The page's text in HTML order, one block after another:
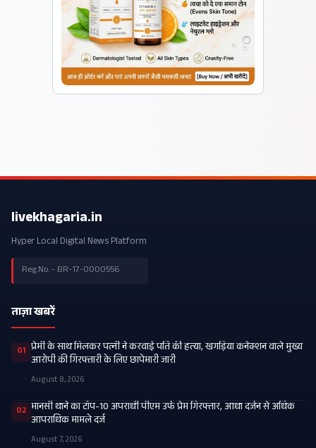
livekhagaria.in
Hyper Local Digital News Platform
Reg.No. - BR-17-0000556
ताज़ा खबरें
01 प्रेमी के साथ मिलकर पत्नी ने करवाई पति की हत्या, खगड़िया कनेक्शन वाले मुख्य
आरोपी की गिरफ्तारी के लिए छापेमारी जारी
August 8, 2026
02 मानसी थाने का टॉप-10 अपराधी पीएम उर्फ प्रेम गिरफ्तार, आधा दर्जन से अधिक
आपराधिक मामले दर्ज
August 7, 2026